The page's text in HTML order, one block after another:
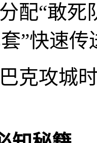
配“敢死
”快速传
克攻城